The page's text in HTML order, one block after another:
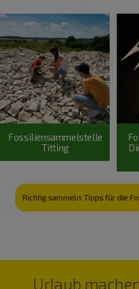
Fossiliensammelstelle
Titting
Richtig sammeln: Tipps für die
Urlaub